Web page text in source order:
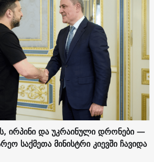
ირპინი და უკრაინული დრონები —
საქმეთა მინისტრი კიევში ჩავიდა